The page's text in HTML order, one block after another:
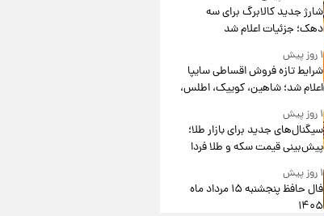
شارژ جدید کالابرگ برای سه
دهک؛ جزئیات اعلام شد
۱ روز پیش
شرایط تازه فروش اقساطی سایپا
اعلام شد؛ شاهین، کوییک، اطلس،
سهند و ساینا با اقساط بلندمدت +
جدول۱ روز پیش
سیگنال‌های جدید برای بازار طلا؛
پیش‌بینی قیمت سکه و طلا فردا
۱ روز پیش
فال حافظ پنجشنبه ۱۵ مرداد ماه
۱۴۰۵